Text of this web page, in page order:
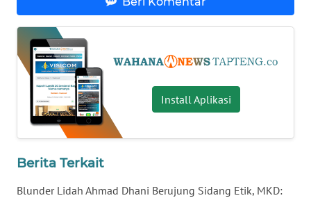
Install Aplikasi
Berita Terkait
Blunder Lidah Ahmad Dhani Berujung Sidang Etik, MKD:
WN
TAPANULI
SELATAN
WN
TANJUNG
LESUNG
WN
KARO